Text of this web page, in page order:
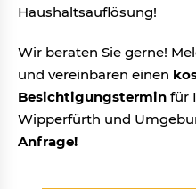
Haushaltsauflösung!
Wir beraten Sie gerne!
und vereinbaren einen
Besichtigungstermin für
Wipperfürth und
Anfrage!